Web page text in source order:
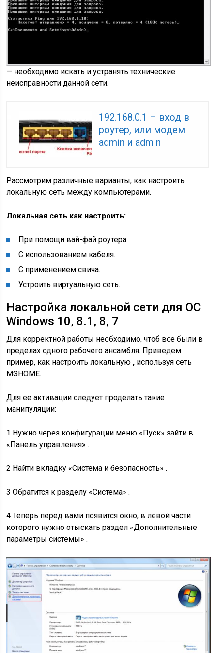
— необходимо искать и устранять технические
неисправности данной сети.
192.168.0.1 – вход в
роутер, или модем.
admin и admin
Рассмотрим различные варианты, как настроить
локальную сеть между компьютерами.
Локальная сеть как настроить:
При помощи вай-фай роутера.
С использованием кабеля.
С применением свича.
Устроить виртуальную сеть.
Настройка локальной сети для ОС
Windows 10, 8.1, 8, 7
Для корректной работы необходимо, чтоб все были в
пределах одного рабочего ансамбля. Приведем
пример, как настроить локальную , используя сеть
MSHOME.
Для ее активации следует проделать такие
манипуляции:
1 Нужно через конфигурации меню «Пуск» зайти в
«Панель управления» .
2 Найти вкладку «Система и безопасность» .
3 Обратится к разделу «Система» .
4 Теперь перед вами появится окно, в левой части
которого нужно отыскать раздел «Дополнительные
параметры системы» .